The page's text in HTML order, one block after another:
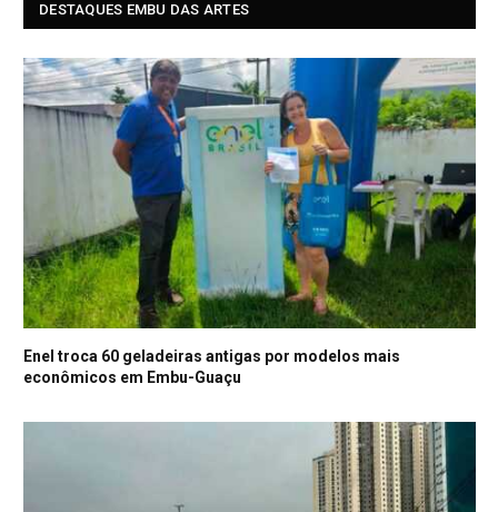
DESTAQUES EMBU DAS ARTES
Enel troca 60 geladeiras antigas por modelos mais
econômicos em Embu-Guaçu